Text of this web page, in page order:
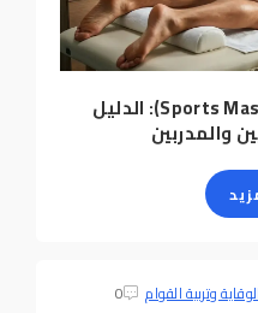
التدليك الرياضي (Sports Massage): الدليل
والمدربين
وتربية القوام 0